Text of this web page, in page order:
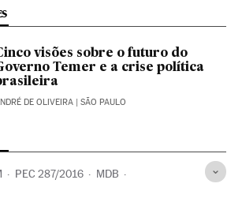
visões sobre o futuro do
Temer e a crise política
DE OLIVEIRA | SÃO PAULO
PEC 287/2016 MDB